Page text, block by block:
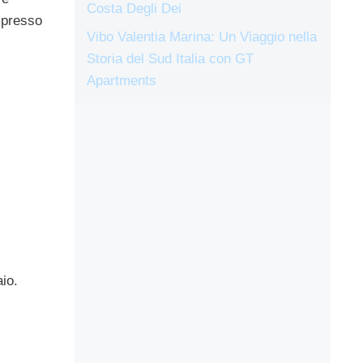
Costa Degli Dei
Vibo Valentia Marina: Un Viaggio nella
Storia del Sud Italia con GT
Apartments